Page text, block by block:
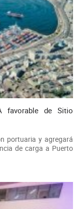
favorable de Sitio
portuaria y agregará
de carga a Puerto